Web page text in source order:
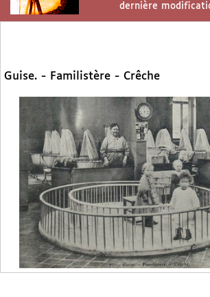
dernière
Guise. - Familistère - Crêche